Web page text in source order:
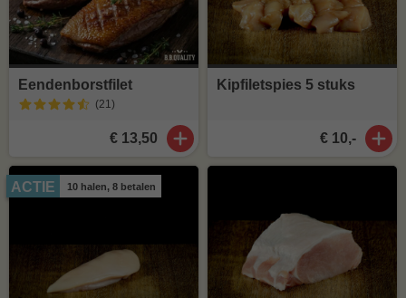
Eendenborstfilet
(21)
€ 13,50
Kipfiletspies 5 stuks
€ 10,-
ACTIE 10 halen, 8 betalen